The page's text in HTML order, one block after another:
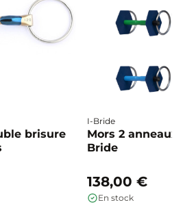
brisure
I-Bride
Mors 2
Bride
138,00 €
En stock